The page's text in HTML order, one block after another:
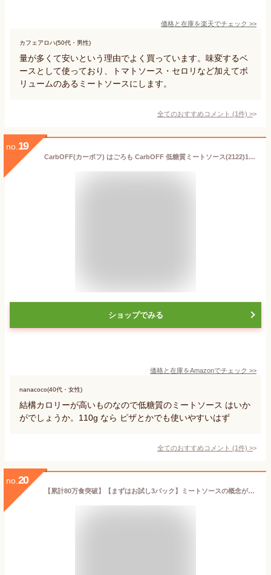
価格と在庫を楽天でチェック >>
カフェアロハ(50代・男性)
量が多くて安いという理由でよく買っています。味変するベ
ースとして使っており、トマトソース・セロリなど加えてボ
リュームのあるミートソースにします。
全てのおすすめコメント (1件) >
no. 19
CarbOFF(カーボフ) はごろも CarbOFF 低糖質ミートソース(2122)110ｇX5個
ショップでみる
価格と在庫をAmazonでチェック >>
nanacoco(40代・女性)
結構カロリーが高いものなので低糖質のミートソース はいか
がでしょうか。110g なら ピザとかでも使いやすいはず
全てのおすすめコメント (1件) >
no. 20
【累計80万食突破】【まずはお試し3パック】ミートソースの概念が変わる 愛媛県民のソールフード 濃厚甘辛 お店の味をご家庭で ビストロサンマルシェのミートソース 3パック お試し 手作り 時短 贈答 パスタソース トマトソース パスタ 湯煎 愛媛 ご当地